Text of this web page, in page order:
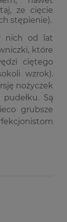
ze cięcie
stępienie).
nich od lat
które
ciętego
wzrok).
nożyczek
Są
grubsze